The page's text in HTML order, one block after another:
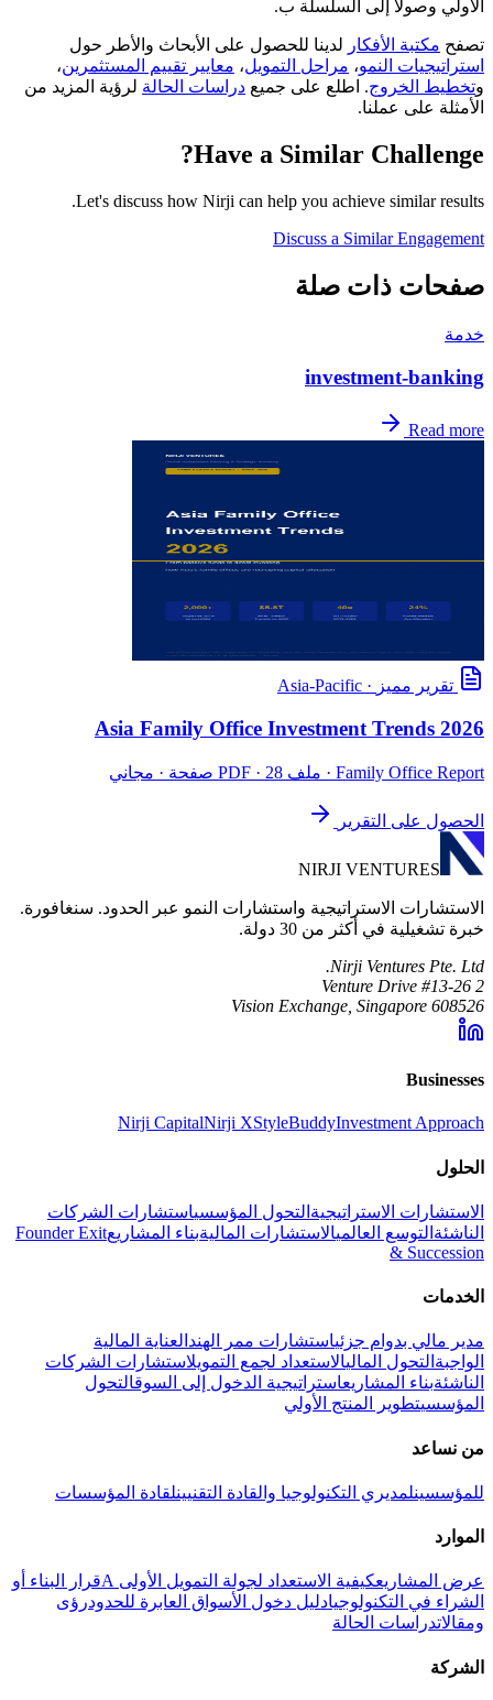
الأولي وصولاً إلى السلسلة ب.
تصفح مكتبة الأفكار لدينا للحصول على الأبحاث والأطر حول
استراتيجيات النمو، مراحل التمويل، معايير تقييم المستثمرين،
وتخطيط الخروج. اطلع على جميع دراسات الحالة لرؤية المزيد من
الأمثلة على عملنا.
Have a Similar Challenge?
Let's discuss how Nirji can help you achieve similar results.
Discuss a Similar Engagement
صفحات ذات صلة
خدمة
investment-banking
Read more
تقرير مميز ·
Asia-Pacific
Asia Family Office Investment Trends 2026
Family Office Report · ملف PDF · 28 صفحة · مجاني
الحصول على التقرير
NIRJI VENTURES
الاستشارات الاستراتيجية واستشارات النمو عبر الحدود. سنغافورة.
خبرة تشغيلية في أكثر من 30 دولة.
Nirji Ventures Pte. Ltd.
2 Venture Drive #13-26
Vision Exchange, Singapore 608526
Businesses
Nirji CapitalNirji XStyleBuddyInvestment Approach
الحلول
الاستشارات الاستراتيجية التحول المؤسسياستشارات الشركات
الناشئة التوسع العالميالاستشارات الماليةبناء المشاريعFounder Exit
& Succession
الخدمات
مدير مالي بدوام جزئياستشارات ممر الهند العناية المالية
الواجبة التحول الماليالاستعداد لجمع التمويلاستشارات الشركات
الناشئةبناء المشاريعاستراتيجية الدخول إلى السوقالتحول
المؤسسيتطوير المنتج الأولي
من نساعد
للمؤسسينلمديري التكنولوجيا والقادة التقنيينلقادة المؤسسات
الموارد
عرض المشاريعكيفية الاستعداد لجولة التمويل الأولى A
قرار البناء أو
الشراء في التكنولوجيادليل دخول الأسواق العابرة للحدودرؤى
ومقالاتدراسات الحالة
الشركة